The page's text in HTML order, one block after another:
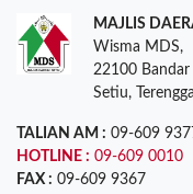
MAJLIS
Wisma MDS,
22100 Bandar
Setiu,
TALIAN AM : 09-609
HOTLINE : 09-609 0010
FAX : 09-609 9367